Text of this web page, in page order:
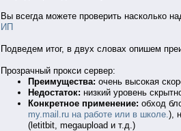
Вы всегда можете проверить насколько
ИП
Подведем итог, в двух словах опишем
Прозрачный прокси сервер:
Преимущества: очень высокая
Недостаток: низкий уровень
Конкретное применение: обход
my.mail.ru на работе или в школе. ),
(letitbit, megaupload и т.д.)